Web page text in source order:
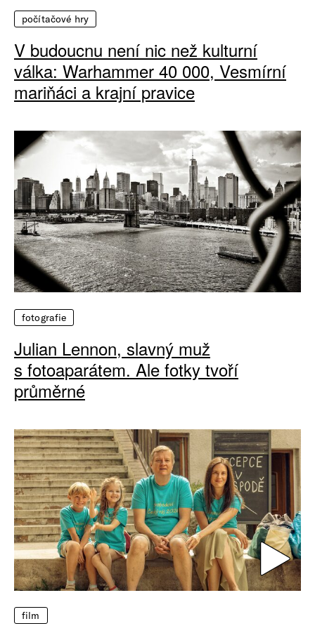
počítačové hry
V budoucnu není nic než kulturní
válka: Warhammer 40 000, Vesmírní
mariňáci a krajní pravice
fotografie
Julian Lennon, slavný muž
s fotoaparátem. Ale fotky tvoří
průměrné
film